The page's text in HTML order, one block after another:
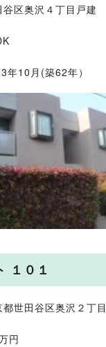
谷区奥沢４丁目戸建
年10月(築62年）
１０１
都世田谷区奥沢２丁目
円